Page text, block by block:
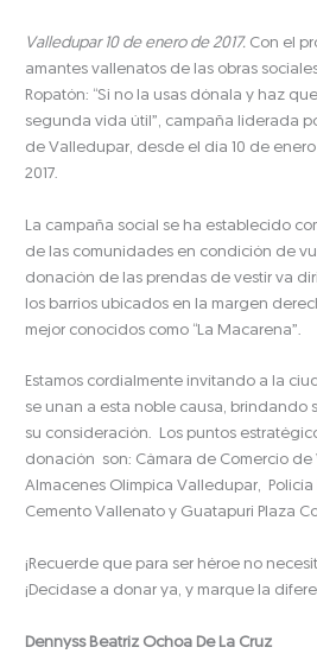
Valledupar 10 de enero de 2017. Con el
amantes vallenatos de las obras
Ropatón: “Si no la usas dónala y haz
segunda vida útil”, campaña liderada
de Valledupar, desde el día 10 de
2017.
La campaña social se ha establecido
de las comunidades en condición de
donación de las prendas de vestir va
los barrios ubicados en la margen
mejor conocidos como “La Macarena”.
Estamos cordialmente invitando a la
se unan a esta noble causa, brindando
su consideración. Los puntos
donación son: Cámara de Comercio de
Almacenes Olímpica Valledupar, Policía
Cemento Vallenato y Guatapuri Plaza
¡Recuerde que para ser héroe no
¡Decídase a donar ya, y marque la
Dennyss Beatriz Ochoa De La Cruz